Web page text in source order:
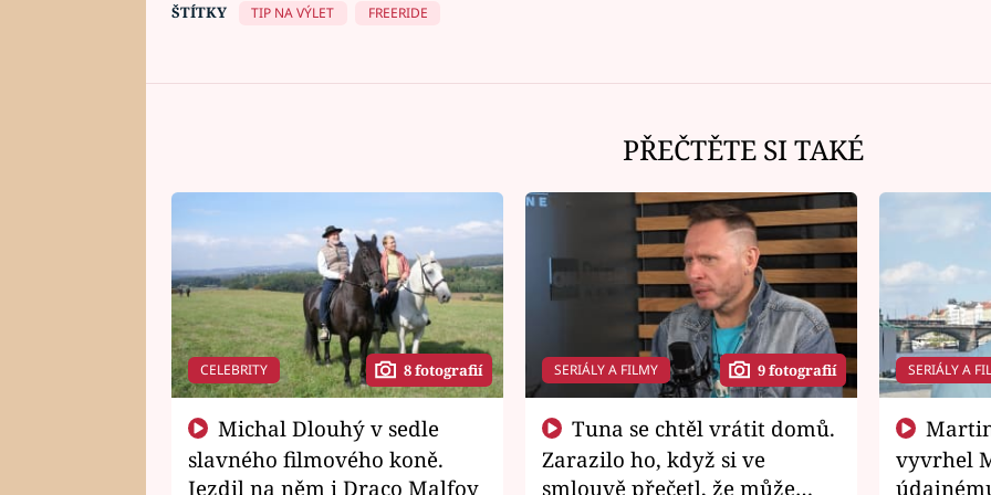
ŠTÍTKY TIP NA VÝLET FREERIDE
PŘEČTĚTE SI TAKÉ
CELEBRITY 8 fotografií
slavného filmového koně.
Jezdil na něm i Draco Malfoy
SERIÁLY A FILMY 9 fotografií
Zarazilo ho, když si ve
smlouvě přečetl, že může
SERIÁLY A
vyvrhel